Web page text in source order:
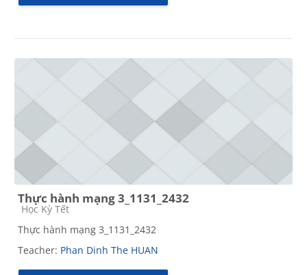
Thực hành mạng 3_1131_2432
Course category
Học Kỳ Tết
Thực hành mạng 3_1131_2432
Teacher: Phan Dinh The HUAN